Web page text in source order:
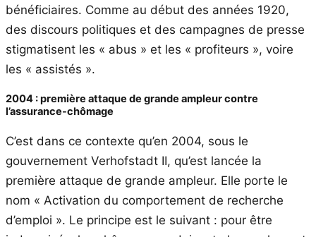
bénéficiaires. Comme au début des années 1920,
des discours politiques et des campagnes de presse
stigmatisent les « abus » et les « profiteurs », voire
les « assistés ».
2004 : première attaque de grande ampleur contre
l’assurance-chômage
C’est dans ce contexte qu’en 2004, sous le
gouvernement Verhofstadt II, qu’est lancée la
première attaque de grande ampleur. Elle porte le
nom « Activation du comportement de recherche
d’emploi ». Le principe est le suivant : pour être